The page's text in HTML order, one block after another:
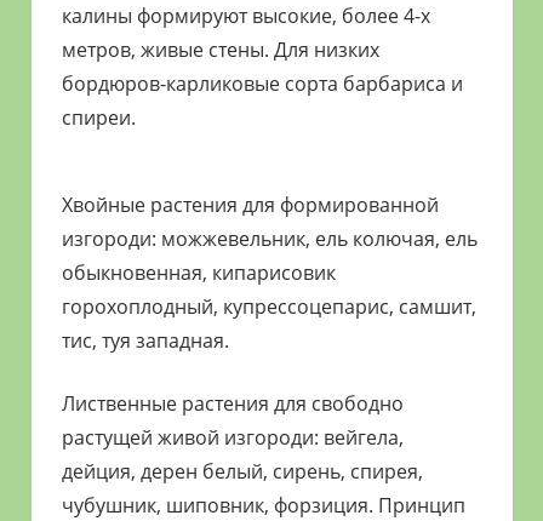
калины формируют высокие, более 4-х
метров, живые стены. Для низких
бордюров-карликовые сорта барбариса и
спиреи.
Хвойные растения для формированной
изгороди: можжевельник, ель колючая, ель
обыкновенная, кипарисовик
горохоплодный, купрессоцепарис, самшит,
тис, туя западная.
Лиственные растения для свободно
растущей живой изгороди: вейгела,
дейция, дерен белый, сирень, спирея,
чубушник, шиповник, форзиция. Принцип